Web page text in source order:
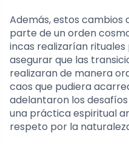
Además, estos cambios
parte de un orden
incas realizarían
asegurar que las
realizaran de manera
caos que pudiera
adelantaron los
una práctica espiritual
respeto por la